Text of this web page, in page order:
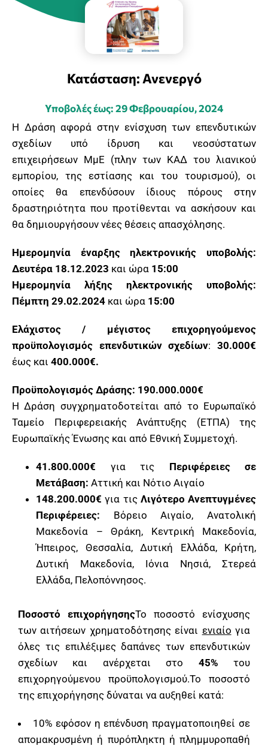
Κατάσταση: Ανενεργό
Υποβολές έως: 29 Φεβρουαρίου, 2024
Η Δράση αφορά στην ενίσχυση των επενδυτικών
σχεδίων υπό ίδρυση και νεοσύστατων
επιχειρήσεων ΜμΕ (πλην των ΚΑΔ του λιανικού
εμπορίου, της εστίασης και του τουρισμού), οι
οποίες θα επενδύσουν ίδιους πόρους στην
δραστηριότητα που προτίθενται να ασκήσουν και
θα δημιουργήσουν νέες θέσεις απασχόλησης.
Ημερομηνία έναρξης ηλεκτρονικής υποβολής:
Δευτέρα 18.12.2023 και ώρα 15:00
Ημερομηνία λήξης ηλεκτρονικής υποβολής:
Πέμπτη 29.02.2024 και ώρα 15:00
Ελάχιστος / μέγιστος επιχορηγούμενος
προϋπολογισμός επενδυτικών σχεδίων:30.000€
έως και 400.000€.
Προϋπολογισμός Δράσης: 190.000.000€
Η Δράση συγχρηματοδοτείται από το Ευρωπαϊκό
Ταμείο Περιφερειακής Ανάπτυξης (ΕΤΠΑ) της
Ευρωπαϊκής Ένωσης και από Εθνική Συμμετοχή.
41.800.000€ για τις Περιφέρειες σε
Μετάβαση: Αττική και Νότιο Αιγαίο
148.200.000€ για τις Λιγότερο Ανεπτυγμένες
Περιφέρειες: Βόρειο Αιγαίο, Ανατολική
Μακεδονία – Θράκη, Κεντρική Μακεδονία,
Ήπειρος, Θεσσαλία, Δυτική Ελλάδα, Κρήτη,
Δυτική Μακεδονία, Ιόνια Νησιά, Στερεά
Ελλάδα, Πελοπόννησος.
Ποσοστό επιχορήγησηςΤο ποσοστό ενίσχυσης
των αιτήσεων χρηματοδότησης είναι ενιαίο για
όλες τις επιλέξιμες δαπάνες των επενδυτικών
σχεδίων και ανέρχεται στο 45% του
επιχορηγούμενου προϋπολογισμού.Το ποσοστό
της επιχορήγησης δύναται να αυξηθεί κατά:
10% εφόσον η επένδυση πραγματοποιηθεί σε
απομακρυσμένη ή πυρόπληκτη ή πλημμυροπαθή